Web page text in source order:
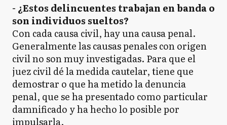
- ¿Estos delincuentes trabajan en banda o
son individuos sueltos?
Con cada causa civil, hay una causa penal.
Generalmente las causas penales con origen
civil no son muy investigadas. Para que el
juez civil dé la medida cautelar, tiene que
demostrar o que ha metido la denuncia
penal, que se ha presentado como particular
damnificado y ha hecho lo posible por
impulsarla.